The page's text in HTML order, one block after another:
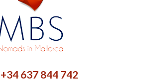
+34 637 844 742